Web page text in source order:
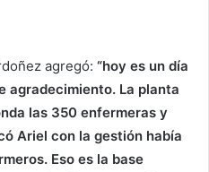
agregó: “hoy es un día
agradecimiento. La planta
las 350 enfermeras y
Ariel con la gestión había
Eso es la base